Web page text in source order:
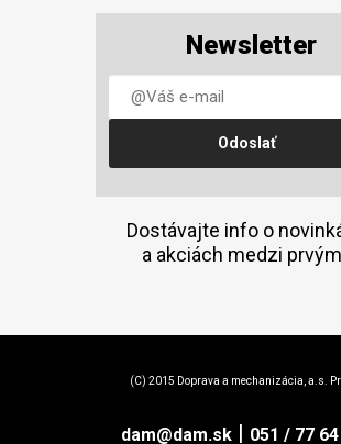
Newsletter
Dostávajte info o
a akciách medzi
(C) 2015 Doprava a mechanizácia, a.s.
dam@dam.sk| 051 / 77